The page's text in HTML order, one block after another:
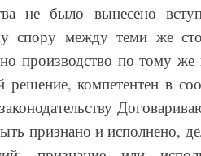
не было вынесено
спору между теми же
производство по тому
решение, компетентен в
признано и исполнено,